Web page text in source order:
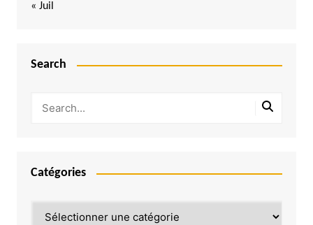
« Juil
Search
Catégories